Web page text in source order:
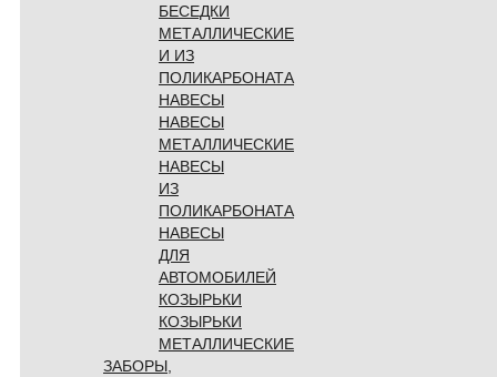
БЕСЕДКИ
МЕТАЛЛИЧЕСКИЕ
И ИЗ
ПОЛИКАРБОНАТА
НАВЕСЫ
НАВЕСЫ
МЕТАЛЛИЧЕСКИЕ
НАВЕСЫ
ИЗ
ПОЛИКАРБОНАТА
НАВЕСЫ
ДЛЯ
АВТОМОБИЛЕЙ
КОЗЫРЬКИ
КОЗЫРЬКИ
МЕТАЛЛИЧЕСКИЕ
ЗАБОРЫ,